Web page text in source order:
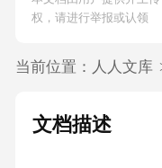
权，请进行举报或认领
当前位置： 人人文库
文档描述